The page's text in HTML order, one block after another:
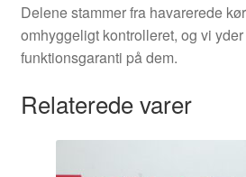
Delene stammer fra havarerede
omhyggeligt kontrolleret, og vi
funktionsgaranti på dem.
Relaterede varer